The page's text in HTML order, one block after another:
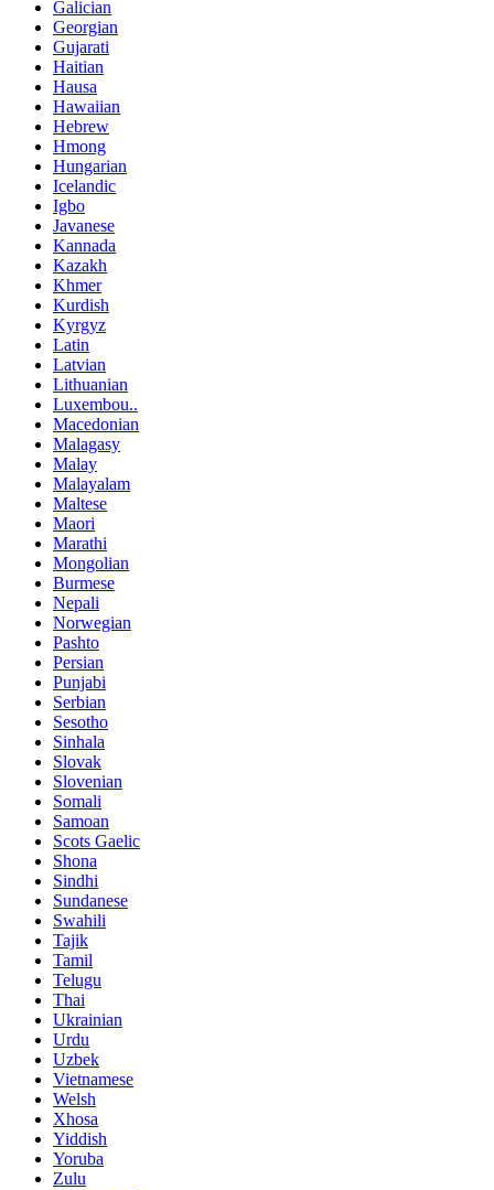
Galician
Georgian
Gujarati
Haitian
Hausa
Hawaiian
Hebrew
Hmong
Hungarian
Icelandic
Igbo
Javanese
Kannada
Kazakh
Khmer
Kurdish
Kyrgyz
Latin
Latvian
Lithuanian
Luxembou..
Macedonian
Malagasy
Malay
Malayalam
Maltese
Maori
Marathi
Mongolian
Burmese
Nepali
Norwegian
Pashto
Persian
Punjabi
Serbian
Sesotho
Sinhala
Slovak
Slovenian
Somali
Samoan
Scots Gaelic
Shona
Sindhi
Sundanese
Swahili
Tajik
Tamil
Telugu
Thai
Ukrainian
Urdu
Uzbek
Vietnamese
Welsh
Xhosa
Yiddish
Yoruba
Zulu